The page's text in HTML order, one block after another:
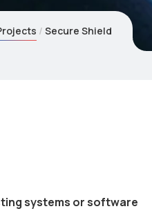
Secure Shield
systems or software